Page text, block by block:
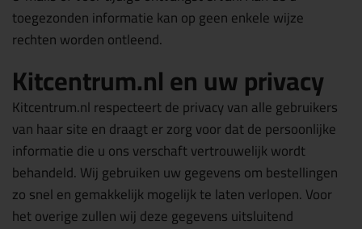
toegezonden informatie kan op geen enkele wijze
rechten worden ontleend.
Kitcentrum.nl en uw privacy
Kitcentrum.nl respecteert de privacy van alle gebruikers
van haar site en draagt er zorg voor dat de persoonlijke
informatie die u ons verschaft vertrouwelijk wordt
behandeld. Wij gebruiken uw gegevens om bestellingen
zo snel en gemakkelijk mogelijk te laten verlopen. Voor
het overige zullen wij deze gegevens uitsluitend